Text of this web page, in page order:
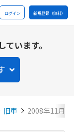
ログイン 新規登録（無料）
います。
旧車 2008年11月